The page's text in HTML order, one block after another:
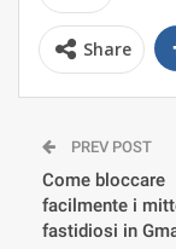
Share
PREV POST
Come bloccare
facilmente i
fastidiosi in